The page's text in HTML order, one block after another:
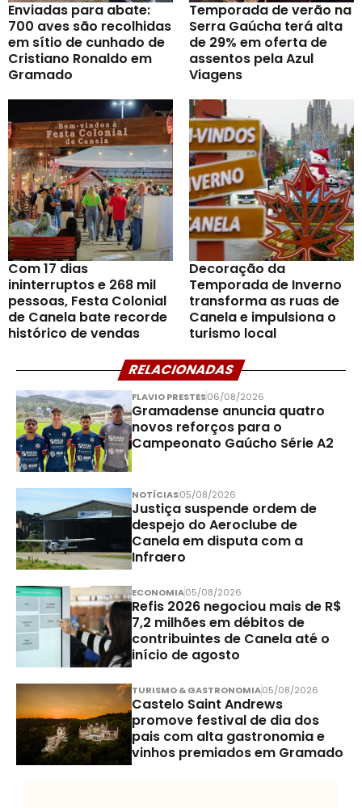
Enviadas para abate:
700 aves são recolhidas
em sítio de cunhado de
Cristiano Ronaldo em
Gramado
Temporada de verão na
Serra Gaúcha terá alta
de 29% em oferta de
assentos pela Azul
Viagens
Com 17 dias
ininterruptos e 268 mil
pessoas, Festa Colonial
de Canela bate recorde
histórico de vendas
Decoração da
Temporada de Inverno
transforma as ruas de
Canela e impulsiona o
turismo local
RELACIONADAS
FLAVIO PRESTES06/08/2026
Gramadense anuncia quatro
novos reforços para o
Campeonato Gaúcho Série A2
NOTÍCIAS05/08/2026
Justiça suspende ordem de
despejo do Aeroclube de
Canela em disputa com a
Infraero
ECONOMIA05/08/2026
Refis 2026 negociou mais de R$
7,2 milhões em débitos de
contribuintes de Canela até o
início de agosto
TURISMO & GASTRONOMIA05/08/2026
Castelo Saint Andrews
promove festival de dia dos
pais com alta gastronomia e
vinhos premiados em Gramado